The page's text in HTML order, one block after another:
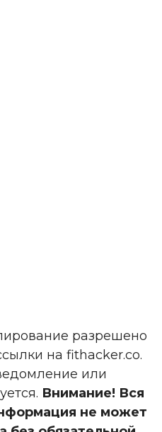
разрешено
на fithacker.co.
или
Внимание! Вся
не может